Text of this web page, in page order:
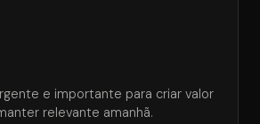
e importante para criar valor
relevante amanhã.